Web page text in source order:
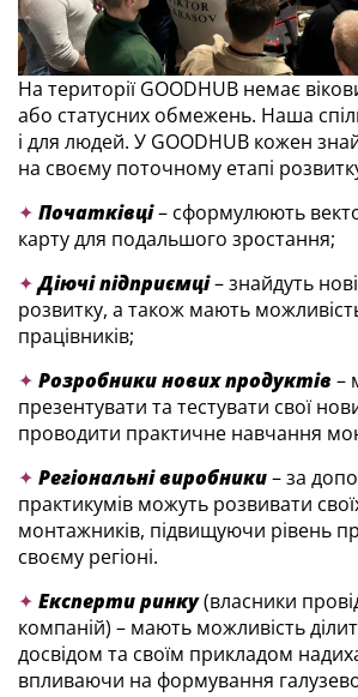
На території GOODHUB немає
або статусних обмежень. Наша
і для людей. У GOODHUB кожен
на своєму поточному етапі
✦ Початківці– сформулюють
карту для подальшого зростання;
✦ Діючі підприємці– знайдуть нові
розвитку, а також мають
працівників;
✦ Розробники нових продуктів –
презентувати та тестувати свої
проводити практичне навчання
✦ Регіональні виробники– за
практикумів можуть розвивати
монтажників, підвищуючи рівень
своєму регіоні.
✦ Експерти ринку(власники
компаній) – мають можливість
досвідом та своїм прикладом
впливаючи на формування